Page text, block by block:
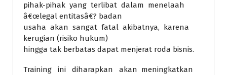
pihak-pihak yang terlibat dalam menelaah
â€œlegal entitasâ€? badan
usaha akan sangat fatal akibatnya, karena
kerugian (risiko hukum)
hingga tak berbatas dapat menjerat roda bisnis.
Training ini diharapkan akan meningkatkan